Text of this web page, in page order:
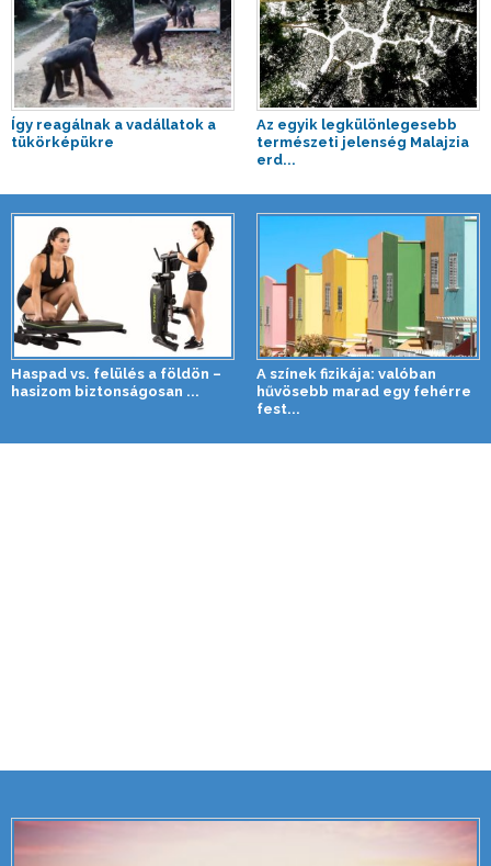
Így reagálnak a vadállatok a
tükörképükre
Az egyik legkülönlegesebb
természeti jelenség Malajzia
erd...
Haspad vs. felülés a földön –
hasizom biztonságosan ...
A színek fizikája: valóban
hűvösebb marad egy fehérre
fest...